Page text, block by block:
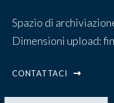
Spazio di
Dimensioni upload:
CONTATTACI